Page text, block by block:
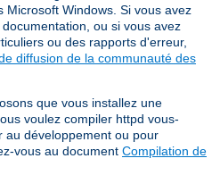
Microsoft Windows. Si vous avez
ou si vous avez
ou des rapports d'erreur,
diffusion de la communauté des
que vous installez une
voulez compiler httpd vous-
au développement ou pour
vous au document Compilation de